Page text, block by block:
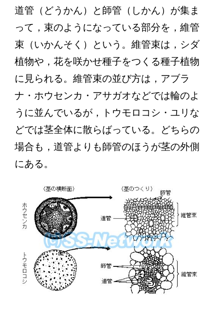
道管（どうかん）と師管（しかん）が集ま
って，束のようになっている部分を，維管
束（いかんそく）という。維管束は，シダ
植物や，花を咲かせ種子をつくる種子植物
に見られる。維管束の並び方は，アブラ
ナ・ホウセンカ・アサガオなどでは輪のよ
うに並んでいるが，トウモロコシ・ユリな
どでは茎全体に散らばっている。どちらの
場合も，道管よりも師管のほうが茎の外側
にある。